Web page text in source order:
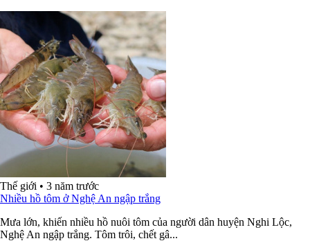
Thế giới • 3 năm trước
Nhiều hồ tôm ở Nghệ An ngập trắng
Mưa lớn, khiến nhiều hồ nuôi tôm của người dân huyện Nghi Lộc,
Nghệ An ngập trắng. Tôm trôi, chết gâ...